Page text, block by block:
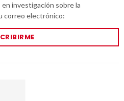
en investigación sobre la
correo electrónico: